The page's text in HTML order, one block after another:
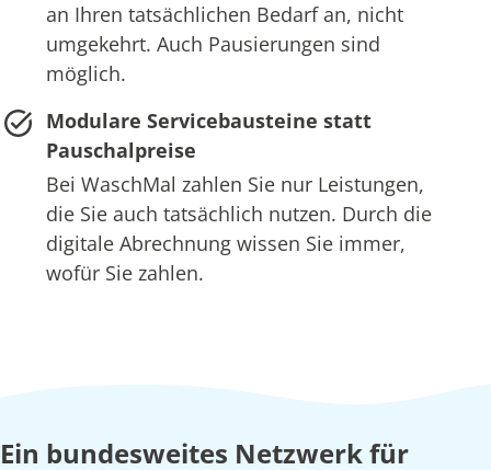
an Ihren tatsächlichen Bedarf an, nicht
umgekehrt. Auch Pausierungen sind
möglich.
Modulare Servicebausteine statt
Pauschalpreise
Bei WaschMal zahlen Sie nur Leistungen,
die Sie auch tatsächlich nutzen. Durch die
digitale Abrechnung wissen Sie immer,
wofür Sie zahlen.
Ein bundesweites Netzwerk für